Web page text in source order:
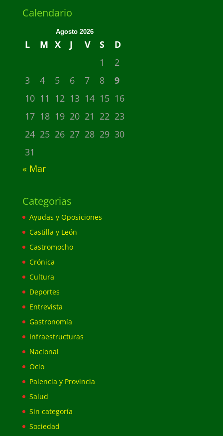
Calendario
Agosto 2026
L M X J V S
D
1
2
3
4 5 6 7 8
9
10 11 12 13 14 15 16
17 18 19 20 21 22 23
24 25 26 27 28 29 30
31
« Mar
Categorias
Ayudas y Oposiciones
Castilla y León
Castromocho
Crónica
Cultura
Deportes
Entrevista
Gastronomía
Infraestructuras
Nacional
Ocio
Palencia y Provincia
Salud
Sin categoría
Sociedad